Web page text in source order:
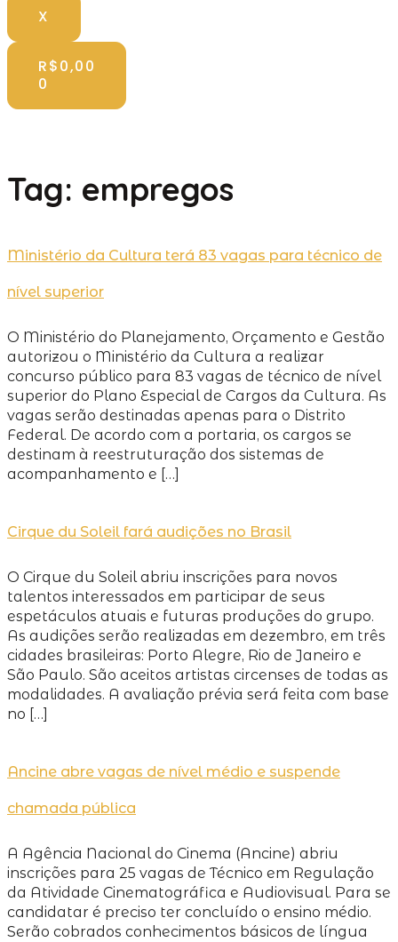
X
R$0,00
0
Tag: empregos
Ministério da Cultura terá 83 vagas para técnico de
nível superior
O Ministério do Planejamento, Orçamento e Gestão
autorizou o Ministério da Cultura a realizar
concurso público para 83 vagas de técnico de nível
superior do Plano Especial de Cargos da Cultura. As
vagas serão destinadas apenas para o Distrito
Federal. De acordo com a portaria, os cargos se
destinam à reestruturação dos sistemas de
acompanhamento e […]
Cirque du Soleil fará audições no Brasil
O Cirque du Soleil abriu inscrições para novos
talentos interessados em participar de seus
espetáculos atuais e futuras produções do grupo.
As audições serão realizadas em dezembro, em três
cidades brasileiras: Porto Alegre, Rio de Janeiro e
São Paulo. São aceitos artistas circenses de todas as
modalidades. A avaliação prévia será feita com base
no […]
Ancine abre vagas de nível médio e suspende
chamada pública
A Agência Nacional do Cinema (Ancine) abriu
inscrições para 25 vagas de Técnico em Regulação
da Atividade Cinematográfica e Audiovisual. Para se
candidatar é preciso ter concluído o ensino médio.
Serão cobrados conhecimentos básicos de língua